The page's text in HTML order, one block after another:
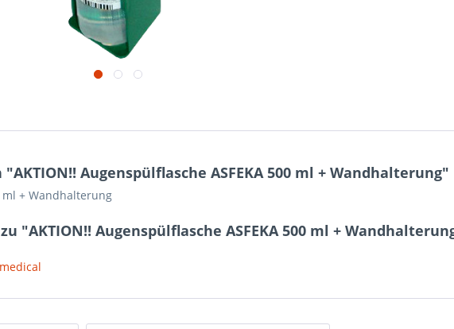
Augenspülflasche ASFEKA 500 ml + Wandhalterung"
ml + Wandhalterung
"AKTION!! Augenspülflasche ASFEKA 500 ml +